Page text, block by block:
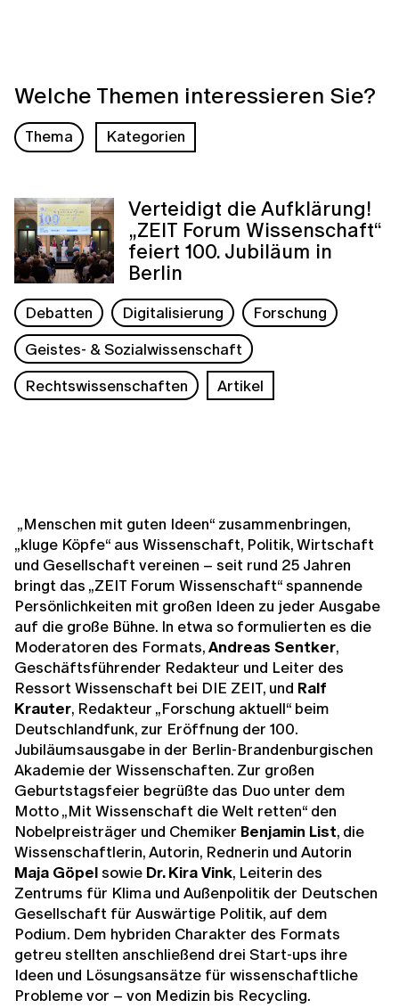
Welche Themen interessieren Sie?
Thema Kategorien
Verteidigt die Aufklärung!
„ZEIT Forum Wissenschaft“
feiert 100. Jubiläum in
Berlin
Debatten Digitalisierung
Forschung
Geistes- & Sozialwissenschaft
Rechtswissenschaften
Artikel
„Menschen mit guten Ideen“ zusammenbringen,
„kluge Köpfe“ aus Wissenschaft, Politik, Wirtschaft
und Gesellschaft vereinen – seit rund 25 Jahren
bringt das „ZEIT Forum Wissenschaft“ spannende
Persönlichkeiten mit großen Ideen zu jeder Ausgabe
auf die große Bühne. In etwa so formulierten es die
Moderatoren des Formats,Andreas Sentker,
Geschäftsführender Redakteur und Leiter des
Ressort Wissenschaft bei DIE ZEIT, und Ralf
Krauter, Redakteur „Forschung aktuell“ beim
Deutschlandfunk, zur Eröffnung der 100.
Jubiläumsausgabe in der Berlin-Brandenburgischen
Akademie der Wissenschaften. Zur großen
Geburtstagsfeier begrüßte das Duo unter dem
Motto „Mit Wissenschaft die Welt retten“ den
Nobelpreisträger und Chemiker Benjamin List, die
Wissenschaftlerin, Autorin, Rednerin und Autorin
Maja Göpelsowie Dr. Kira Vink, Leiterin des
Zentrums für Klima und Außenpolitik der Deutschen
Gesellschaft für Auswärtige Politik, auf dem
Podium. Dem hybriden Charakter des Formats
getreu stellten anschließend drei Start-ups ihre
Ideen und Lösungsansätze für wissenschaftliche
Probleme vor – von Medizin bis Recycling.